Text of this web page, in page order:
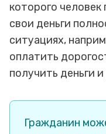
которого человек
свои деньги
ситуациях,
оплатить
получить деньги
Гражданин